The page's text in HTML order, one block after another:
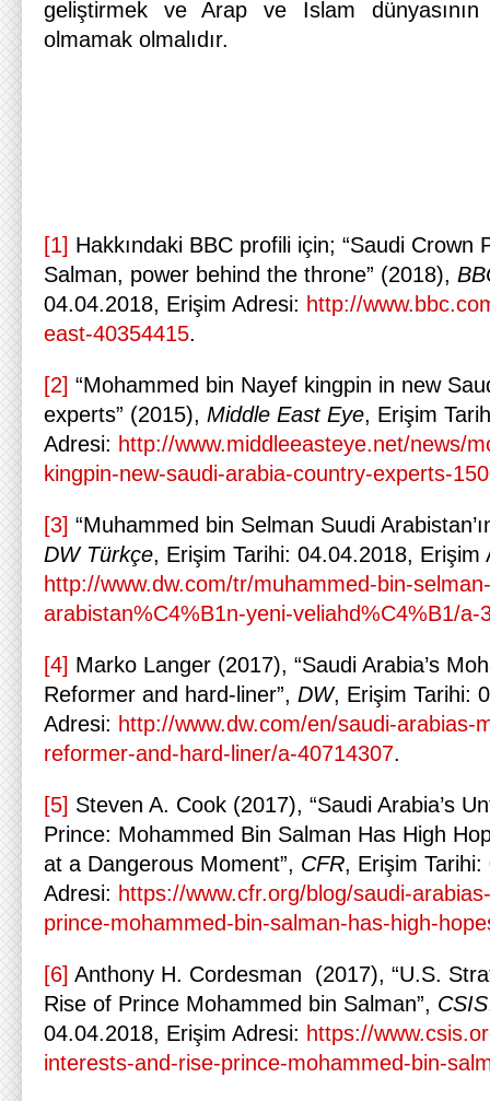
geliştirmek ve Arap ve İslam
olmamak olmalıdır.
[1] Hakkındaki BBC profili için; “Saudi Crown
Salman, power behind the throne” (2018),
04.04.2018, Erişim Adresi: http://
east-40354415.
[2] “Mohammed bin Nayef kingpin in new
experts” (2015), Middle East Eye, Erişim
Adresi: http://www.middleeasteye.net/news/
kingpin-new-saudi-arabia-country-experts-
[3] “Muhammed bin Selman Suudi
DW Türkçe, Erişim Tarihi: 04.04.2018, Erişim
http://www.dw.com/tr/muhammed-bin-
arabistan%C4%B1n-yeni-veliahd%C4%B1/a-
[4] Marko Langer (2017), “Saudi Arabia’s
Reformer and hard-liner”, DW, Erişim Tarihi:
Adresi: http://www.dw.com/en/saudi-arabias-
reformer-and-hard-liner/a-40714307.
[5] Steven A. Cook (2017), “Saudi Arabia’s
Prince: Mohammed Bin Salman Has High
at a Dangerous Moment”, CFR, Erişim
Adresi: https://www.cfr.org/blog/saudi-
prince-mohammed-bin-salman-has-high-
[6] Anthony H. Cordesman (2017), “U.S.
Rise of Prince Mohammed bin Salman”, CSIS
04.04.2018, Erişim Adresi: https://
interests-and-rise-prince-mohammed-bin-